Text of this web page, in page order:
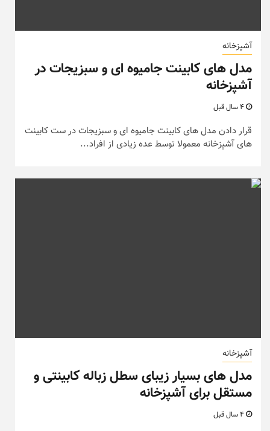
آشپزخانه
مدل های کابینت جامیوه ای و سبزیجات در
آشپزخانه
قرار دادن مدل های کابینت جامیوه ای و سبزیجات در ست کابینت
های آشپزخانه معمولا توسط عده زیادی از افراد...
آشپزخانه
مدل های بسیار زیبای سطل زباله کابینتی و
مستقل برای آشپزخانه